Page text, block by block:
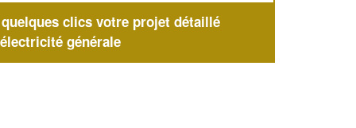
clics votre projet détaillé
générale